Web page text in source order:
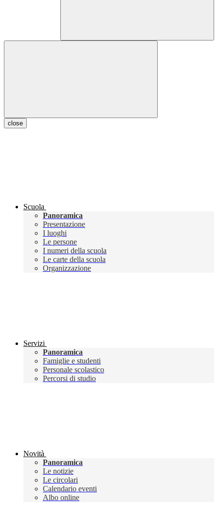
close
Scuola
Panoramica
Presentazione
I luoghi
Le persone
I numeri della scuola
Le carte della scuola
Organizzazione
Servizi
Panoramica
Famiglie e studenti
Personale scolastico
Percorsi di studio
Novità
Panoramica
Le notizie
Le circolari
Calendario eventi
Albo online